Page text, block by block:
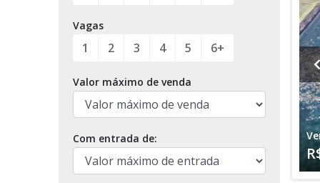
Vagas
1 2 3 4 5 6+
Valor máximo de venda
Com entrada de: